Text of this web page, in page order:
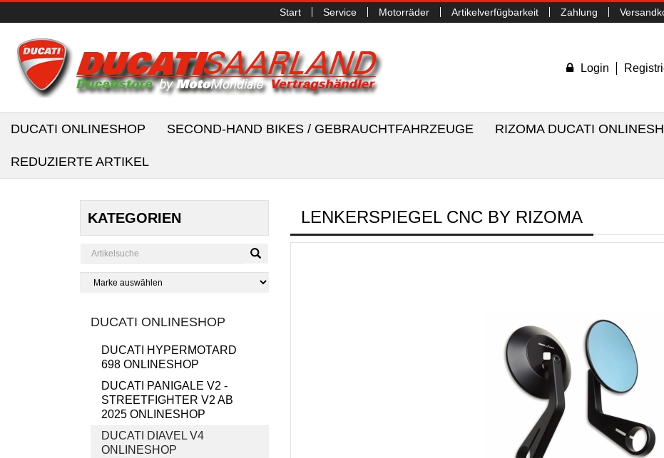
Start Service Motorräder Artikelverfügbarkeit Zahlung
Login
DUCATI ONLINESHOP SECOND-HAND BIKES / GEBRAUCHTFAHRZEUGE RIZOMA DUCATI
REDUZIERTE ARTIKEL
KATEGORIEN
DUCATI ONLINESHOP
DUCATI HYPERMOTARD
698 ONLINESHOP
DUCATI PANIGALE V2 -
STREETFIGHTER V2 AB
2025 ONLINESHOP
DUCATI DIAVEL V4
ONLINESHOP
LENKERSPIEGEL CNC BY RIZOMA